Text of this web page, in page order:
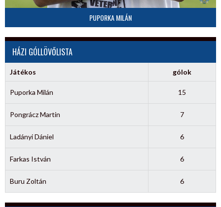
PUPORKA MILÁN
HÁZI GÓLLÖVŐLISTA
Játékos gólok
Puporka Milán 15
Pongrácz Martin 7
Ladányi Dániel 6
Farkas István 6
Buru Zoltán 6